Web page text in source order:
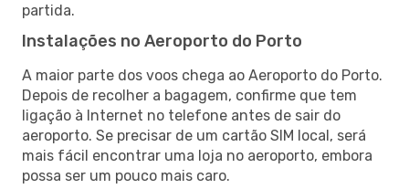
partida.
Instalações no Aeroporto do Porto
A maior parte dos voos chega ao Aeroporto do Porto.
Depois de recolher a bagagem, confirme que tem
ligação à Internet no telefone antes de sair do
aeroporto. Se precisar de um cartão SIM local, será
mais fácil encontrar uma loja no aeroporto, embora
possa ser um pouco mais caro.